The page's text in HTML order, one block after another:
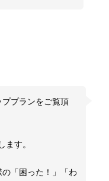
プランをご覧頂
す。
「困った！」「わ